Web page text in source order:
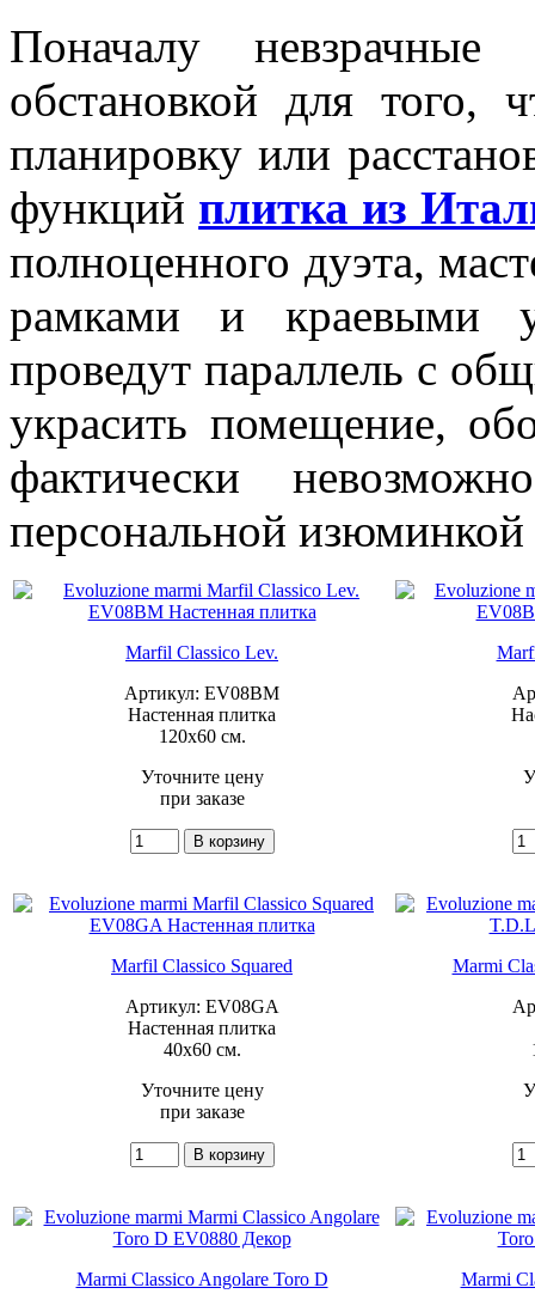
Поначалу невзрачные
обстановкой для того,
планировку или
функций плитка из
полноценного дуэта,
рамками и краевыми
проведут параллель с
украсить помещение,
фактически
персональной изюминкой
Marfil Classico Lev.
Артикул: EV08BM
Настенная плитка
120x60 см.
Уточните цену
при заказе
Marfil Classico Squared
Артикул: EV08GA
Настенная плитка
40x60 см.
Уточните цену
при заказе
Marmi
Marmi Classico Angolare Toro D
Marmi